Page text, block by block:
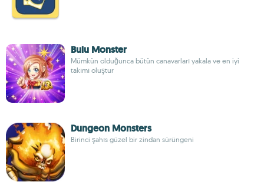
Bulu Monster
Mümkün olduğunca bütün canavarları yakala ve en iyi
takımı oluştur
Dungeon Monsters
Birinci şahıs güzel bir zindan sürüngeni